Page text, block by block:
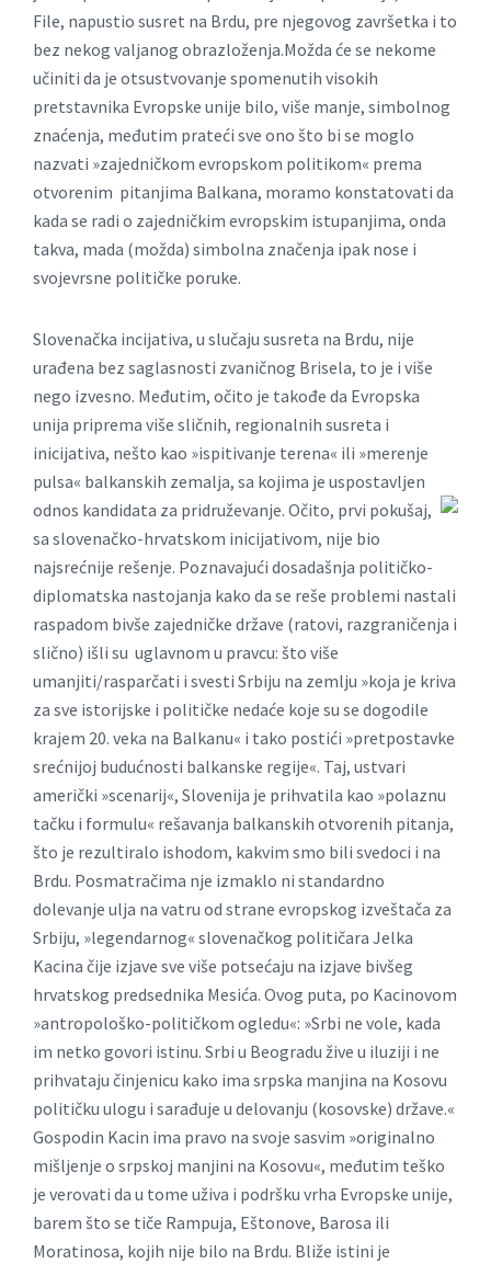
File, napustio susret na Brdu, pre njegovog završetka i to
bez nekog valjanog obrazloženja.Možda će se nekome
učiniti da je otsustvovanje spomenutih visokih
pretstavnika Evropske unije bilo, više manje, simbolnog
znaćenja, međutim prateći sve ono što bi se moglo
nazvati »zajedničkom evropskom politikom« prema
otvorenim pitanjima Balkana, moramo konstatovati da
kada se radi o zajedničkim evropskim istupanjima, onda
takva, mada (možda) simbolna značenja ipak nose i
svojevrsne političke poruke.
Slovenačka incijativa, u slučaju susreta na Brdu, nije
urađena bez saglasnosti zvaničnog Brisela, to je i više
nego izvesno. Međutim, očito je takođe da Evropska
unija priprema više sličnih, regionalnih susreta i
inicijativa, nešto kao »ispitivanje terena« ili »merenje
pulsa« balkanskih zemalja, sa kojima je uspostavljen
odnos kandidata za pridruževanje. Očito, prvi pokušaj,
sa slovenačko-hrvatskom inicijativom, nije bio
najsrećnije rešenje. Poznavajući dosadašnja političko-
diplomatska nastojanja kako da se reše problemi nastali
raspadom bivše zajedničke države (ratovi, razgraničenja i
slično) išli su uglavnom u pravcu: što više
umanjiti/rasparčati i svesti Srbiju na zemlju »koja je kriva
za sve istorijske i političke nedaće koje su se dogodile
krajem 20. veka na Balkanu« i tako postići »pretpostavke
srećnijoj budućnosti balkanske regije«. Taj, ustvari
američki »scenarij«, Slovenija je prihvatila kao »polaznu
tačku i formulu« rešavanja balkanskih otvorenih pitanja,
što je rezultiralo ishodom, kakvim smo bili svedoci i na
Brdu. Posmatračima nje izmaklo ni standardno
dolevanje ulja na vatru od strane evropskog izveštača za
Srbiju, »legendarnog« slovenačkog političara Jelka
Kacina čije izjave sve više potsećaju na izjave bivšeg
hrvatskog predsednika Mesića. Ovog puta, po Kacinovom
»antropološko-političkom ogledu«: »Srbi ne vole, kada
im netko govori istinu. Srbi u Beogradu žive u iluziji i ne
prihvataju činjenicu kako ima srpska manjina na Kosovu
političku ulogu i sarađuje u delovanju (kosovske) države.«
Gospodin Kacin ima pravo na svoje sasvim »originalno
mišljenje o srpskoj manjini na Kosovu«, međutim teško
je verovati da u tome uživa i podršku vrha Evropske unije,
barem što se tiče Rampuja, Eštonove, Barosa ili
Moratinosa, kojih nije bilo na Brdu. Bliže istini je